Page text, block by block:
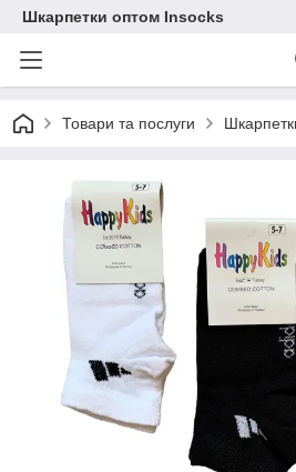
Шкарпетки оптом Insocks
Товари та послуги